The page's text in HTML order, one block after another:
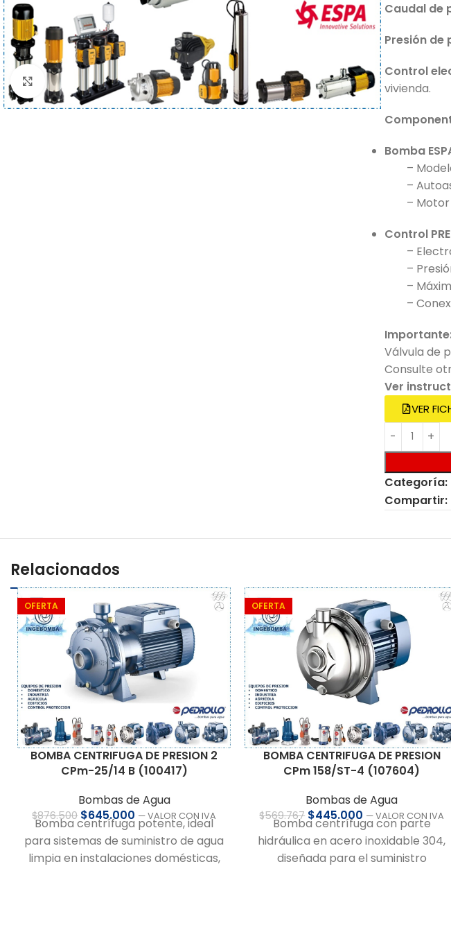
Haga clic para ampliar
Caudal de
Presión de
Control
vivienda.
Bomba
–
–
– Motor
Control
–
–
–
–
Válvula de
Consulte
Ver
VER
Categoría:
Compartir:
Relacionados
OFERTA
BOMBA CENTRIFUGA DE PRESION 2
CPm-25/14 B (100417)
Bombas de Agua
$876.500 $645.000 — VALOR CON IVA
Bomba centrífuga potente, ideal
para sistemas de suministro de agua
limpia en instalaciones domésticas,
OFERTA
BOMBA CENTRIFUGA DE PRESION
CPm 158/ST-4 (107604)
Bombas de Agua
$569.767 $445.000 — VALOR CON IVA
Bomba centrífuga con parte
hidráulica en acero inoxidable 304,
diseñada para el suministro